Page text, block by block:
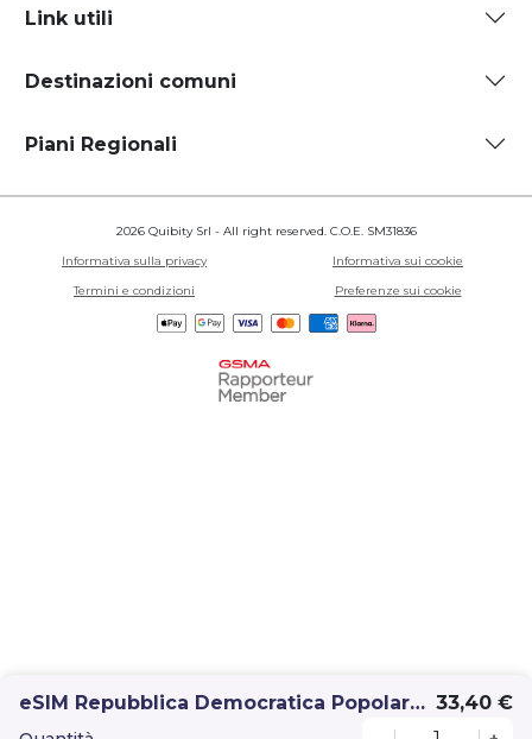
eSIM Repubblica Democratica Popolare Del Laos 10GB 30 giorni 33,40 €
Link utili
Destinazioni comuni
Piani Regionali
2026 Quibity Srl - All right reserved. C.O.E. SM31836
Informativa sulla privacy
Informativa sui cookie
Termini e condizioni
Preferenze sui cookie